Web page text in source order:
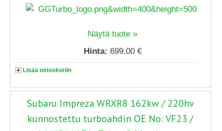
Näytä tuote »
Hinta: 699.00 €
Lisää ostoskoriin
Subaru Impreza WRXR8 162kw / 220hv
kunnostettu turboahdin OE No: VF23 /